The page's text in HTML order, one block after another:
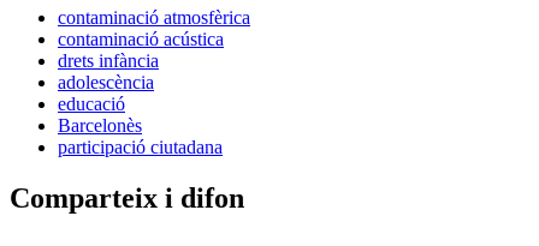
contaminació atmosfèrica
contaminació acústica
drets infància
adolescència
educació
Barcelonès
participació ciutadana
Comparteix i difon